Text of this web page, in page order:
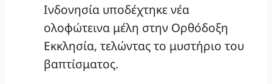
Ινδονησία υποδέχτηκε νέα
ολοφώτεινα μέλη στην Ορθόδοξη
Εκκλησία, τελώντας το μυστήριο του
βαπτίσματος.